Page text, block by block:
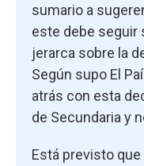
sumario a
este debe seguir
jerarca sobre la
Según supo El
atrás con esta
de Secundaria y
Está previsto